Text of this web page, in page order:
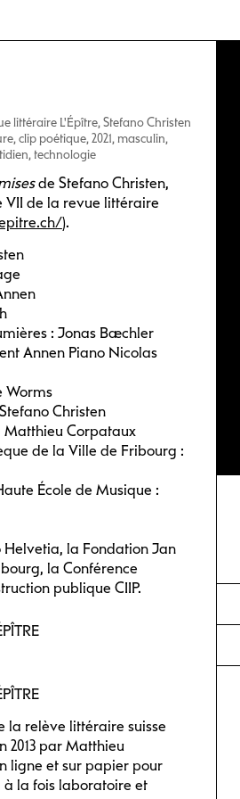
littéraire L'Épître, Stefano Christen
clip poétique, 2021, masculin,
technologie
de Stefano Christen,
VII de la revue littéraire
).
: Jonas Baechler
Annen Piano Nicolas
Worms
Christen
Matthieu Corpataux
de la Ville de Fribourg :
École de Musique :
Helvetia, la Fondation Jan
la Conférence
publique CIIP.
la relève littéraire suisse
2013 par Matthieu
ligne et sur papier pour
à la fois laboratoire et